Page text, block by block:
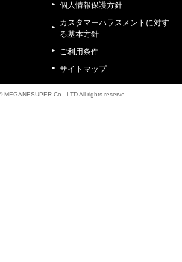
個人情報保護方針
カスタマーハラスメントに対す
る基本方針
ご利用条件
サイトマップ
MEGANESUPER Co., LTD All rights reserve